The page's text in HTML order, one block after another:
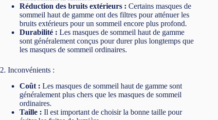
Réduction des bruits extérieurs : Certains masques de
sommeil haut de gamme ont des filtres pour atténuer les
bruits extérieurs pour un sommeil encore plus profond.
Durabilité : Les masques de sommeil haut de gamme
sont généralement conçus pour durer plus longtemps que
les masques de sommeil ordinaires.
2. Inconvénients :
Coût : Les masques de sommeil haut de gamme sont
généralement plus chers que les masques de sommeil
ordinaires.
Taille : Il est important de choisir la bonne taille pour